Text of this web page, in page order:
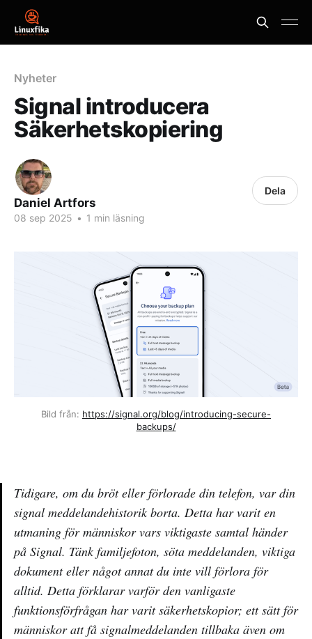
Nyheter
Signal introducera
Säkerhetskopiering
Daniel Artfors
08 sep 2025 • 1 min läsning
Dela
Bild från: https://signal.org/blog/introducing-secure-
backups/
Tidigare, om du bröt eller förlorade din telefon, var din
signal meddelandehistorik borta. Detta har varit en
utmaning för människor vars viktigaste samtal händer
på Signal. Tänk familjefoton, söta meddelanden, viktiga
dokument eller något annat du inte vill förlora för
alltid. Detta förklarar varför den vanligaste
funktionsförfrågan har varit säkerhetskopior; ett sätt för
människor att få signalmeddelanden tillbaka även om